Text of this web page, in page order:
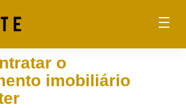
o
imobiliário